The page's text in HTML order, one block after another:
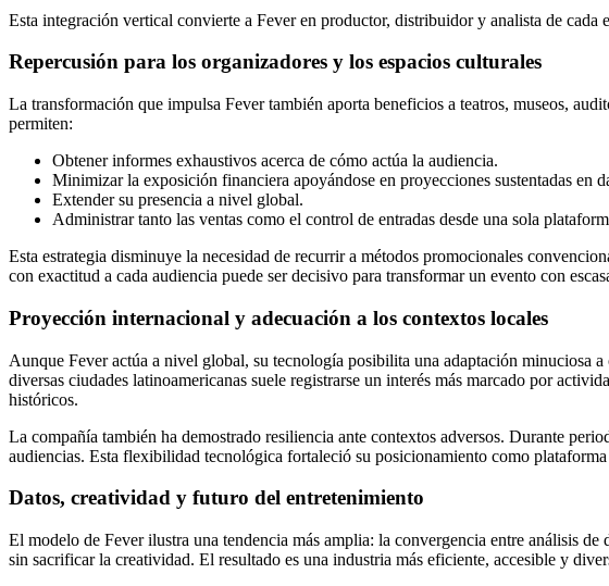
Esta integración vertical convierte a Fever en productor, distribuidor y analista de cada
Repercusión para los organizadores y los espacios culturales
La transformación que impulsa Fever también aporta beneficios a teatros, museos,
permiten:
Obtener informes exhaustivos acerca de cómo actúa la audiencia.
Minimizar la exposición financiera apoyándose en proyecciones sustentadas en
Extender su presencia a nivel global.
Administrar tanto las ventas como el control de entradas desde una sola
Esta estrategia disminuye la necesidad de recurrir a métodos promocionales
con exactitud a cada audiencia puede ser decisivo para transformar un evento con
Proyección internacional y adecuación a los contextos locales
Aunque Fever actúa a nivel global, su tecnología posibilita una adaptación minuciosa
diversas ciudades latinoamericanas suele registrarse un interés más marcado por
históricos.
La compañía también ha demostrado resiliencia ante contextos adversos. Durante
audiencias. Esta flexibilidad tecnológica fortaleció su posicionamiento como
Datos, creatividad y futuro del entretenimiento
El modelo de Fever ilustra una tendencia más amplia: la convergencia entre análisis
sin sacrificar la creatividad. El resultado es una industria más eficiente, accesible y